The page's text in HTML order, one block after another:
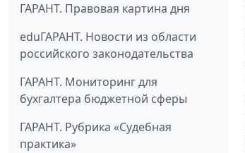
ГАРАНТ. Правовая картина дня
eduГАРАНТ. Новости из области
российского законодательства
ГАРАНТ. Мониторинг для
бухгалтера бюджетной сферы
ГАРАНТ. Рубрика «Судебная
практика»